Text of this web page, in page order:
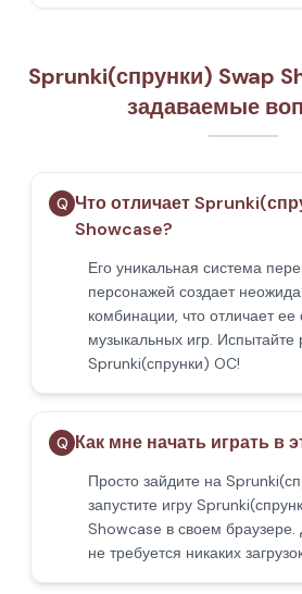
Sprunki(спрунки) Swap
задаваемые
Q Что отличает
Showcase?
Его уникальная система
персонажей создает
комбинации, что отличает ее
музыкальных игр. Испытайте
Sprunki(спрунки) OC!
Q Как мне начать играть в
Просто зайдите на
запустите игру
Showcase в своем браузере.
не требуется никаких